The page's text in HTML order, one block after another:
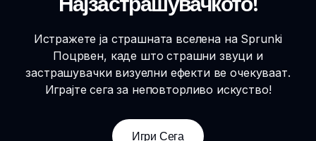
Истражете ја страшната вселена на Sprunki
Поцрвен, каде што страшни звуци и
застрашувачки визуелни ефекти ве очекуваат.
Играјте сега за неповторливо искуство!
Игри Сега